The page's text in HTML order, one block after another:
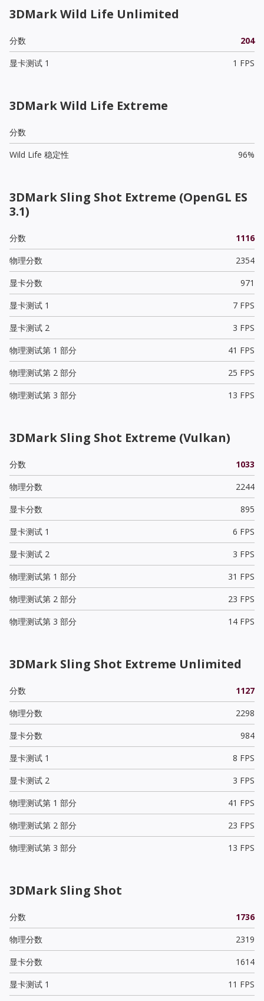
3DMark Wild Life Unlimited
分数
204
显卡测试 1
1 FPS
3DMark Wild Life Extreme
分数
Wild Life 稳定性
96%
3DMark Sling Shot Extreme (OpenGL ES
3.1)
分数
1116
物理分数
2354
显卡分数
971
显卡测试 1
7 FPS
显卡测试 2
3 FPS
物理测试第 1 部分
41 FPS
物理测试第 2 部分
25 FPS
物理测试第 3 部分
13 FPS
3DMark Sling Shot Extreme (Vulkan)
分数
1033
物理分数
2244
显卡分数
895
显卡测试 1
6 FPS
显卡测试 2
3 FPS
物理测试第 1 部分
31 FPS
物理测试第 2 部分
23 FPS
物理测试第 3 部分
14 FPS
3DMark Sling Shot Extreme Unlimited
分数
1127
物理分数
2298
显卡分数
984
显卡测试 1
8 FPS
显卡测试 2
3 FPS
物理测试第 1 部分
41 FPS
物理测试第 2 部分
23 FPS
物理测试第 3 部分
13 FPS
3DMark Sling Shot
分数
1736
物理分数
2319
显卡分数
1614
显卡测试 1
11 FPS